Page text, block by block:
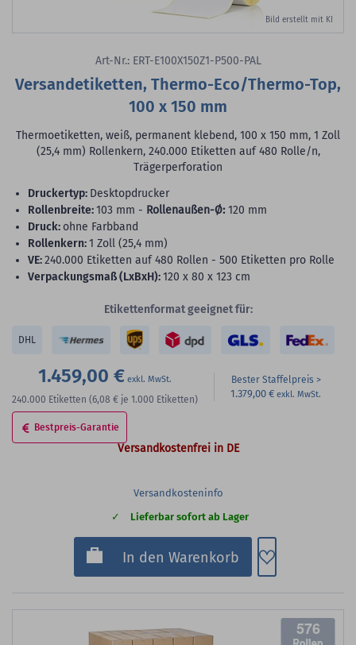
Bild erstellt mit KI
Art-Nr.: ERT-E100X150Z1-P500-PAL
Versandetiketten, Thermo-Eco/Thermo-Top,
100 x 150 mm
Thermoetiketten, weiß, permanent klebend, 100 x 150 mm, 1 Zoll
(25,4 mm) Rollenkern, 240.000 Etiketten auf 480 Rolle/n,
Trägerperforation
Druckertyp: Desktopdrucker
Rollenbreite:103 mm - Rollenaußen-Ø: 120 mm
Druck: ohne Farbband
Rollenkern:1 Zoll (25,4 mm)
VE:240.000 Etiketten auf 480 Rollen - 500 Etiketten pro Rolle
Verpackungsmaß (LxBxH):120 x 80 x 123 cm
Etikettenformat geeignet für:
DHL
1.459,00 €
240.000 Etiketten (6,08 € je 1.000 Etiketten)
Bester Staffelpreis
1.379,00 €
Bestpreis-Garantie
Versandkostenfrei in DE
Versandkosteninfo
Lieferbar sofort ab Lager
In den Warenkorb Zum
576